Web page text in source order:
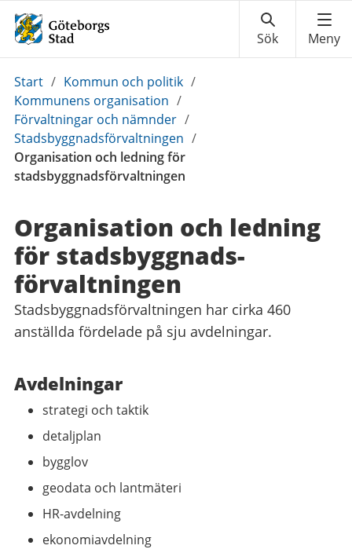
Du
är
här:
Start / Kommun och politik /
Kommunens organisation /
Förvaltningar och nämnder /
Stadsbyggnadsförvaltningen /
Organisation och ledning för
stadsbyggnadsförvaltningen
Organisation och ledning
för stadsbyggnads­
förvaltningen
Stadsbyggnadsförvaltningen har cirka 460
anställda fördelade på sju avdelningar.
Avdelningar
strategi och taktik
detaljplan
bygglov
geodata och lantmäteri
HR-avdelning
ekonomiavdelning